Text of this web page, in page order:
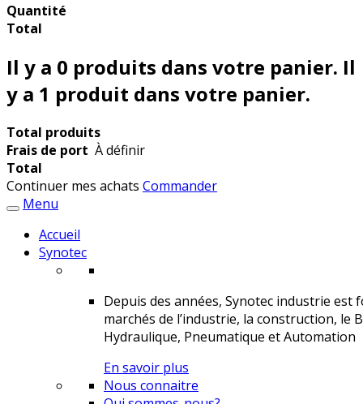
Quantité
Total
Il y a 0 produits dans votre panier. Il
y a 1 produit dans votre panier.
Total produits
Frais de port À définir
Total
Continuer mes achats Commander
Menu
Accueil
Synotec
Depuis des années, Synotec industrie
marchés de l’industrie, la construction, le
Hydraulique, Pneumatique et Automation
En savoir plus
Nous connaitre